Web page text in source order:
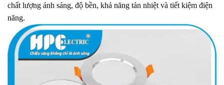
chất lượng ánh sáng, độ bền, khả năng tản nhiệt và tiết kiệm điện
năng.